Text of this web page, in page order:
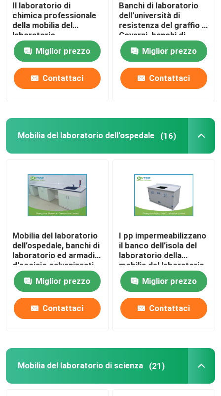
Il laboratorio di
chimica professionale
della mobilia del
laboratorio
dell'università presenta
la resistenza chimica
Miglior prezzo
Contattaci
Banchi di laboratorio
dell'università di
resistenza del graffio e
Governi, banchi di
laboratorio di scienza
Miglior prezzo
Contattaci
Mobilia del laboratorio dell'ospedale (16)
Mobilia del laboratorio
dell'ospedale, banchi di
laboratorio ed armadi
d'acciaio galvanizzati
Miglior prezzo
Contattaci
I pp impermeabilizzano
il banco dell'isola del
laboratorio della
mobilia del laboratorio
dell'ospedale con
spruzzata posteriore
Miglior prezzo
Contattaci
Mobilia del laboratorio di scienza (21)